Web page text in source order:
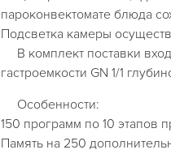
пароконвектомате блюда
Подсветка камеры
В комплект поставки
гастроемкости GN 1/1
Особенности:
150 программ по 10 этапов
Память на 250